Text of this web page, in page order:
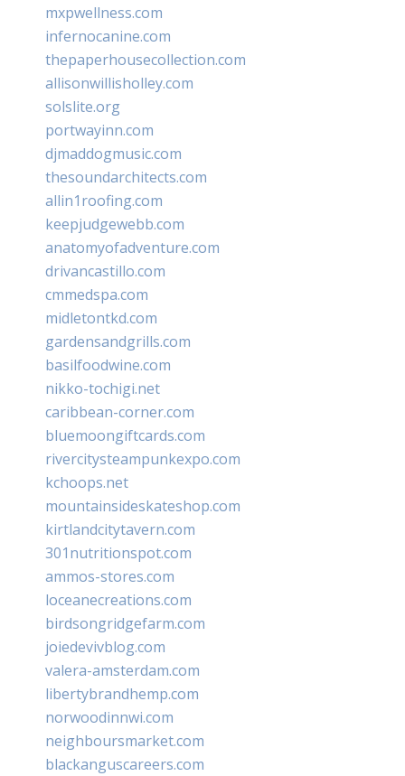
mxpwellness.com
infernocanine.com
thepaperhousecollection.com
allisonwillisholley.com
solslite.org
portwayinn.com
djmaddogmusic.com
thesoundarchitects.com
allin1roofing.com
keepjudgewebb.com
anatomyofadventure.com
drivancastillo.com
cmmedspa.com
midletontkd.com
gardensandgrills.com
basilfoodwine.com
nikko-tochigi.net
caribbean-corner.com
bluemoongiftcards.com
rivercitysteampunkexpo.com
kchoops.net
mountainsideskateshop.com
kirtlandcitytavern.com
301nutritionspot.com
ammos-stores.com
loceanecreations.com
birdsongridgefarm.com
joiedevivblog.com
valera-amsterdam.com
libertybrandhemp.com
norwoodinnwi.com
neighboursmarket.com
blackanguscareers.com